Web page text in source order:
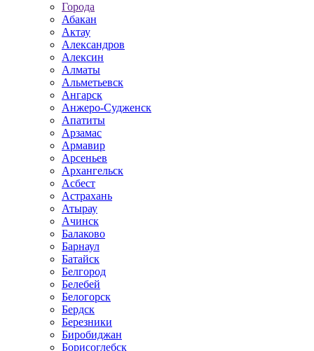
Города
Абакан
Актау
Александров
Алексин
Алматы
Альметьевск
Ангарск
Анжеро-Судженск
Апатиты
Арзамас
Армавир
Арсеньев
Архангельск
Асбест
Астрахань
Атырау
Ачинск
Балаково
Барнаул
Батайск
Белгород
Белебей
Белогорск
Бердск
Березники
Биробиджан
Борисоглебск